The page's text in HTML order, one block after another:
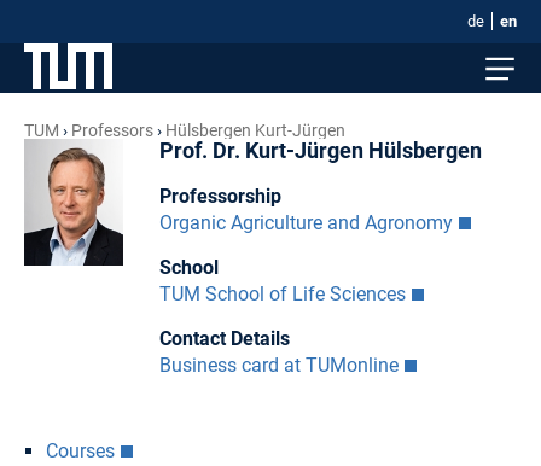
de en
TUM Professors Hülsbergen Kurt-Jürgen
Prof. Dr. Kurt-Jürgen Hülsbergen
Professorship
Organic Agriculture and Agronomy
School
TUM School of Life Sciences
Contact Details
Business card at TUMonline
Courses